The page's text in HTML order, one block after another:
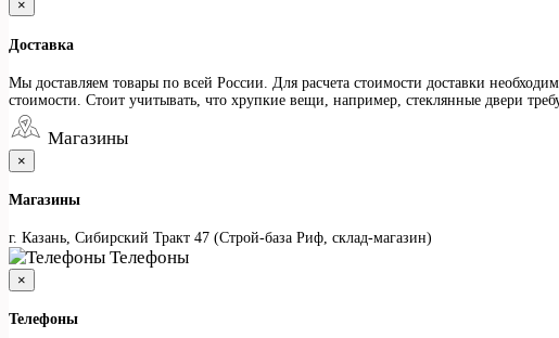
×
Доставка
Мы доставляем товары по всей России. Для расчета стоимости доставки
стоимости. Стоит учитывать, что хрупкие вещи, например, стеклянные двери
Магазины
×
Магазины
г. Казань, Сибирский Тракт 47 (Строй-база Риф, склад-магазин)
Телефоны
×
Телефоны